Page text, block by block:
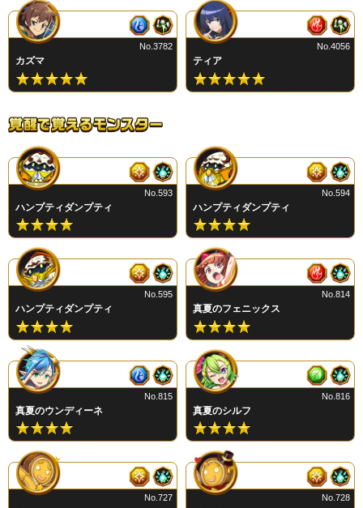
カズマ
No.3782
ティア
No.4056
ハンプティダンプティ
No.593
ハンプティダンプティ
No.594
ハンプティダンプティ
No.595
真夏のフェニックス
No.814
真夏のウンディーネ
No.815
真夏のシルフ
No.816
No.727 No.728